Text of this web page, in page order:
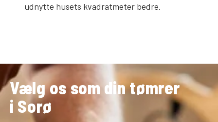
udnytte husets kvadratmeter bedre.
Vælg os som din tømrer
i Sorø